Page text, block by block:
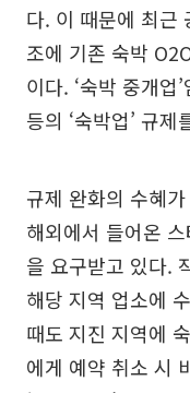
다. 이 때문에 최근
조에 기존 숙박
이다. ‘숙박 중개업
등의 ‘숙박업’ 규
규제 완화의 수혜
해외에서 들어온
을 요구받고 있다.
해당 지역 업소에
때도 지진 지역에
에게 예약 취소 시